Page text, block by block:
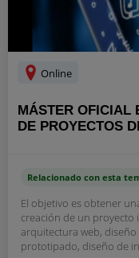
Online
MÁSTER OFICIAL
DE PROYECTOS
Relacionado con esta
El objetivo es obtener
creación de un proyecto
arquitectura web,
prototipado, diseño de